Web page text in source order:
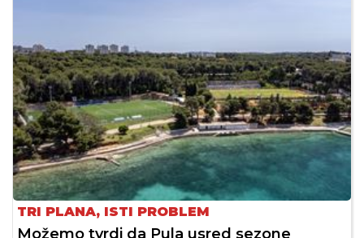
TRI PLANA, ISTI PROBLEM
Možemo tvrdi da Pula usred sezone